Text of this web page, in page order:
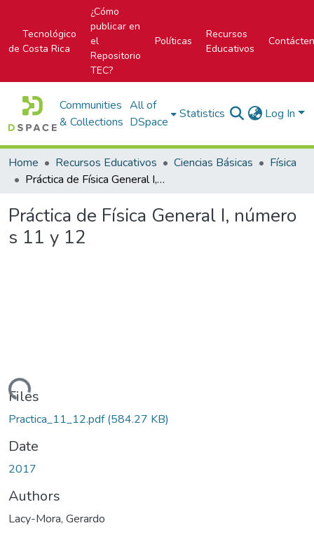
Tecnológico
de Costa Rica
¿Cómo
publicar en
el
Repositorio
TEC?
Políticas
Recursos
Educativos
Communities
& Collections
All of
DSpace
Statistics Log In
Home Recursos Educativos Ciencias Básicas
Física
Práctica de Física General I, números 11 y 12
Práctica de Física General I, número
s 11 y 12
Loading...
Files
Practica_11_12.pdf(584.27 KB)
Date
2017
Authors
Lacy-Mora, Gerardo